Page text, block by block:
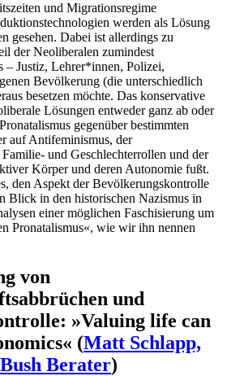
und Migrationsregime
werden als Lösung
gesehen. Dabei ist allerdings zu
der Neoliberalen zumindest
– Justiz, Lehrer*innen, Polizei,
Bevölkerung (die unterschiedlich
besetzen möchte. Das konservative
Lösungen entweder ganz ab oder
gegenüber bestimmten
auf Antifeminismus, der
und Geschlechterrollen und der
Körper und deren Autonomie fußt.
den Aspekt der Bevölkerungskontrolle
Blick in den historischen Nazismus in
einer möglichen Faschisierung um
Pronatalismus«, wie wir ihn nennen
von
und
»Valuing life can
(Matt Schlapp,
Berater)